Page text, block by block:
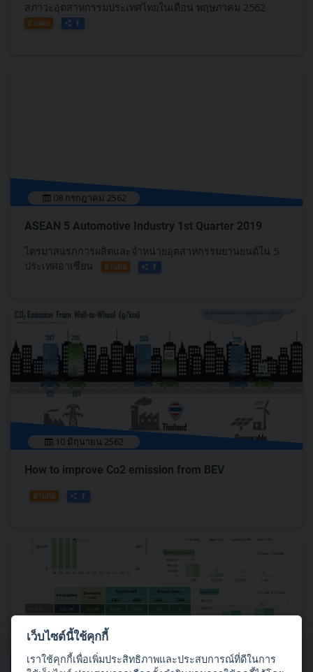
สภาวะอุตสาหกรรมประเทศไทยในเดือน พฤษภาคม 2562
อ่านต่อ
08 กรกฎาคม 2562
ASEAN 5 Automotive Industry 1st Quarter 2019
ไตรมาสแรกการผลิตและจำหน่ายอุตสาหกรรมยานยนต์ใน 5
ประเทศอาเซียน
อ่านต่อ
10 มิถุนายน 2562
How to improve Co2 emission from BEV
อ่านต่อ
เว็บไซต์นี้ใช้คุกกี้
เราใช้คุกกี้เพื่อเพิ่มประสิทธิภาพและประสบการณ์ที่ดีในการ